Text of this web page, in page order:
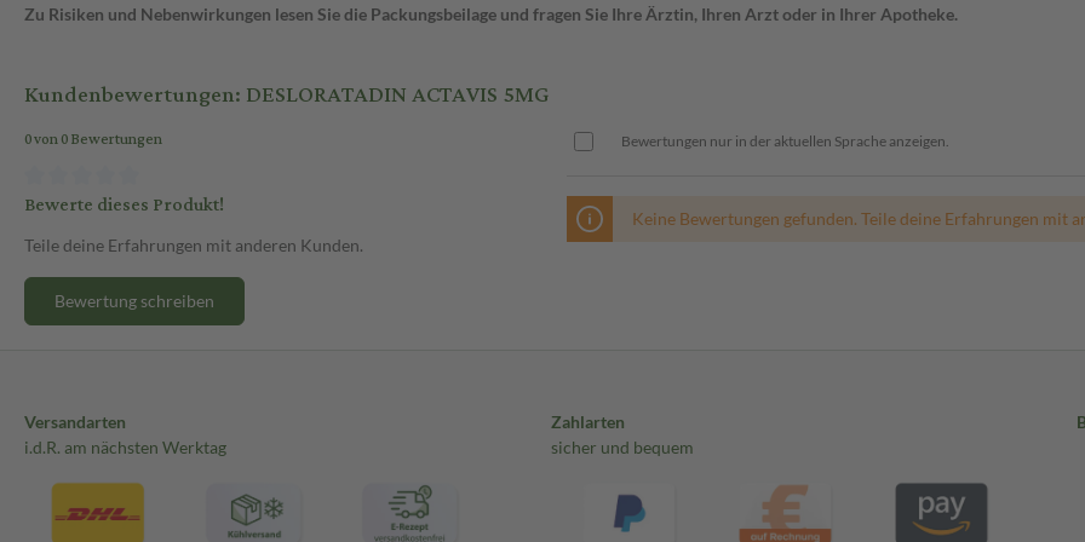
Zu Risiken und Nebenwirkungen lesen Sie die Packungsbeilage und fragen Sie Ihre Ärztin, Ihren Arzt oder in Ihrer Apotheke.
Kundenbewertungen: DESLORATADIN ACTAVIS 5MG
0 von 0 Bewertungen
Bewerte dieses Produkt!
Teile deine Erfahrungen mit anderen Kunden.
Bewertung schreiben
Bewertungen nur in der aktuellen Sprache anzeigen.
Keine Bewertungen gefunden. Teile deine Erfahrungen mit
Versandarten
i.d.R. am nächsten Werktag
Zahlarten
sicher und bequem